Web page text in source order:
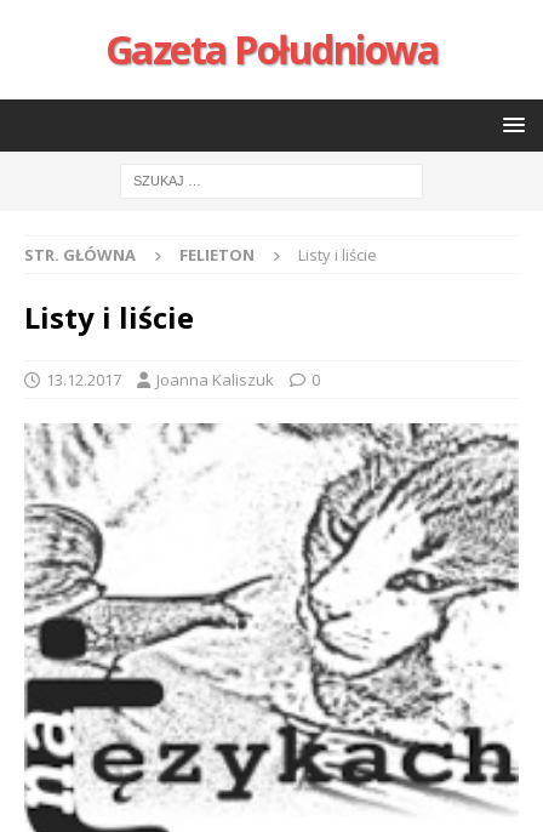
Gazeta Południowa
STR. GŁÓWNA FELIETON Listy i liście
Listy i liście
13.12.2017 Joanna Kaliszuk 0